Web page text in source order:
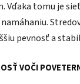
Vďaka tomu je
pevnosť a
VOČI